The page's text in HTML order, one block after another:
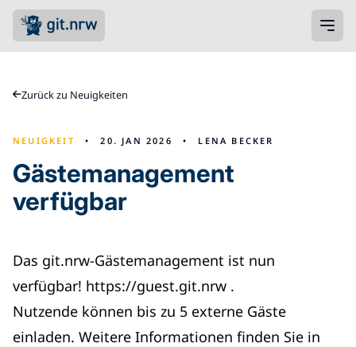
Zurück zu Neuigkeiten
NEUIGKEIT • 20. JAN 2026 • LENA BECKER
Gästemanagement
verfügbar
Das git.nrw-Gästemanagement ist nun
verfügbar! https://guest.git.nrw .
Nutzende können bis zu 5 externe Gäste
einladen. Weitere Informationen finden Sie in